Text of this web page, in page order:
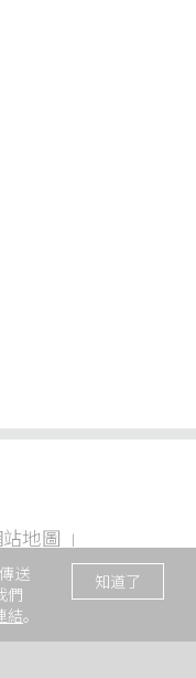
華新
人
華新生
活
華新
麗華
紹
永續
企業永
站地圖
司 著作權所有
知道了
送
們
結。